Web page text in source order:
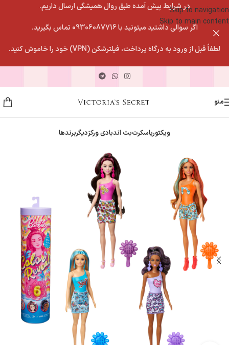
Skip to navigation
Skip to main content
در شرایط پیش آمده طبق روال همیشگی ارسال داریم.
اگر سوالی داشتید میتونید با 09306087716 تماس بگیرید.
لطفاً قبل از ورود به درگاه پرداخت، فیلترشکن (VPN) خود را خاموش کنید.
منو
ویکتوریاسکرتبث اندبادی ورکزدیگربرندها